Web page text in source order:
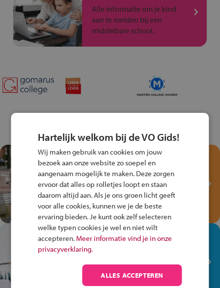
Alle informatie om je kind
aan te melden bij een
middelbare school.
Test je kennis met het
Fiets Veilig
Verkeersspel!
Speel het Fiets Veilig Verkeersspel
en win een Cortina-fiets!
In de winkel ben je op je
plek!
Ontdek via het vmbo jouw talent
op de winkelvloer, waar elke dag
anders is!
Hartelijk welkom bij de VO Gids!
Wij maken gebruik van cookies om jouw
bezoek aan onze website zo soepel en
aangenaam mogelijk te maken. Deze zorgen
ervoor dat alles op rolletjes loopt en staan
daarom altijd aan. Als je ons groen licht geeft
voor alle cookies, kunnen we je de beste
ervaring bieden. Je kunt ook zelf selecteren
welke typen cookies je wel en niet wilt
accepteren. Meer informatie vind je in onze
privacyverklaring.
ALLES ACCEPTEREN